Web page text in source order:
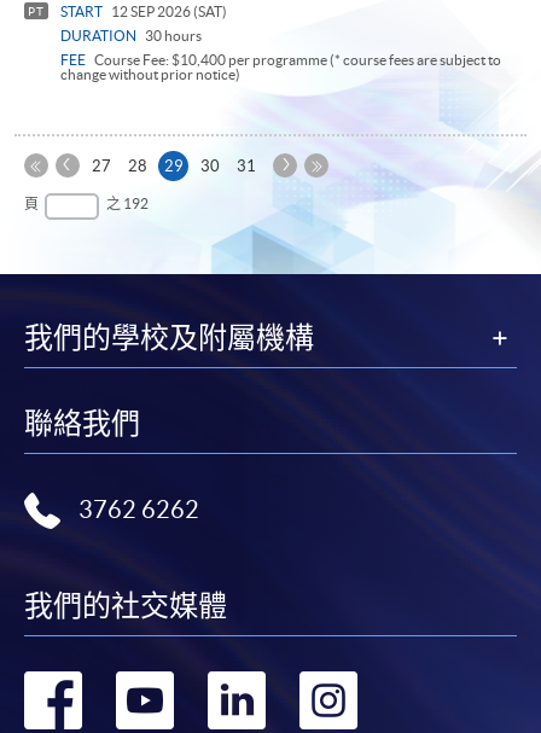
PT START
12 SEP 2026 (SAT)
DURATION
30 hours
FEE Course Fee: $10,400 per programme (* course fees are subject to
change without prior notice)
第
一
上
27 28 29本
30 31
下
頁
頁
頁 之 192
我們的學校及附屬機構
聯絡我們
3762 6262
我們的社交媒體
轉
轉
轉